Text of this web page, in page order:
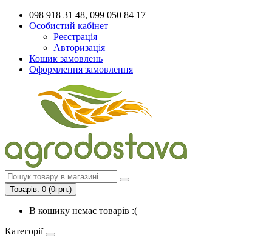
098 918 31 48, 099 050 84 17
Особистий кабінет
Реєстрація
Авторизація
Кошик замовлень
Оформлення замовлення
Товарів: 0 (0грн.)
В кошику немає товарів :(
Категорії